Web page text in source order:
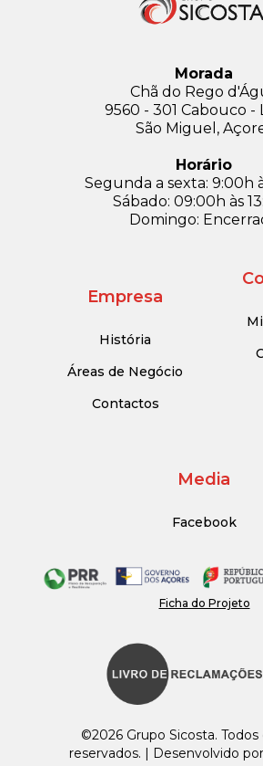
Morada
Chã do Rego
9560 - 301 Cabouco -
São Miguel,
Horário
Segunda a sexta: 9:00h
Sábado: 09:00h às
Domingo:
Empresa
História
Áreas de Negócio
Contactos
Media
Facebook
Ficha do Projeto
©2026 Grupo Sicosta.
reservados. | Desenvolvido por